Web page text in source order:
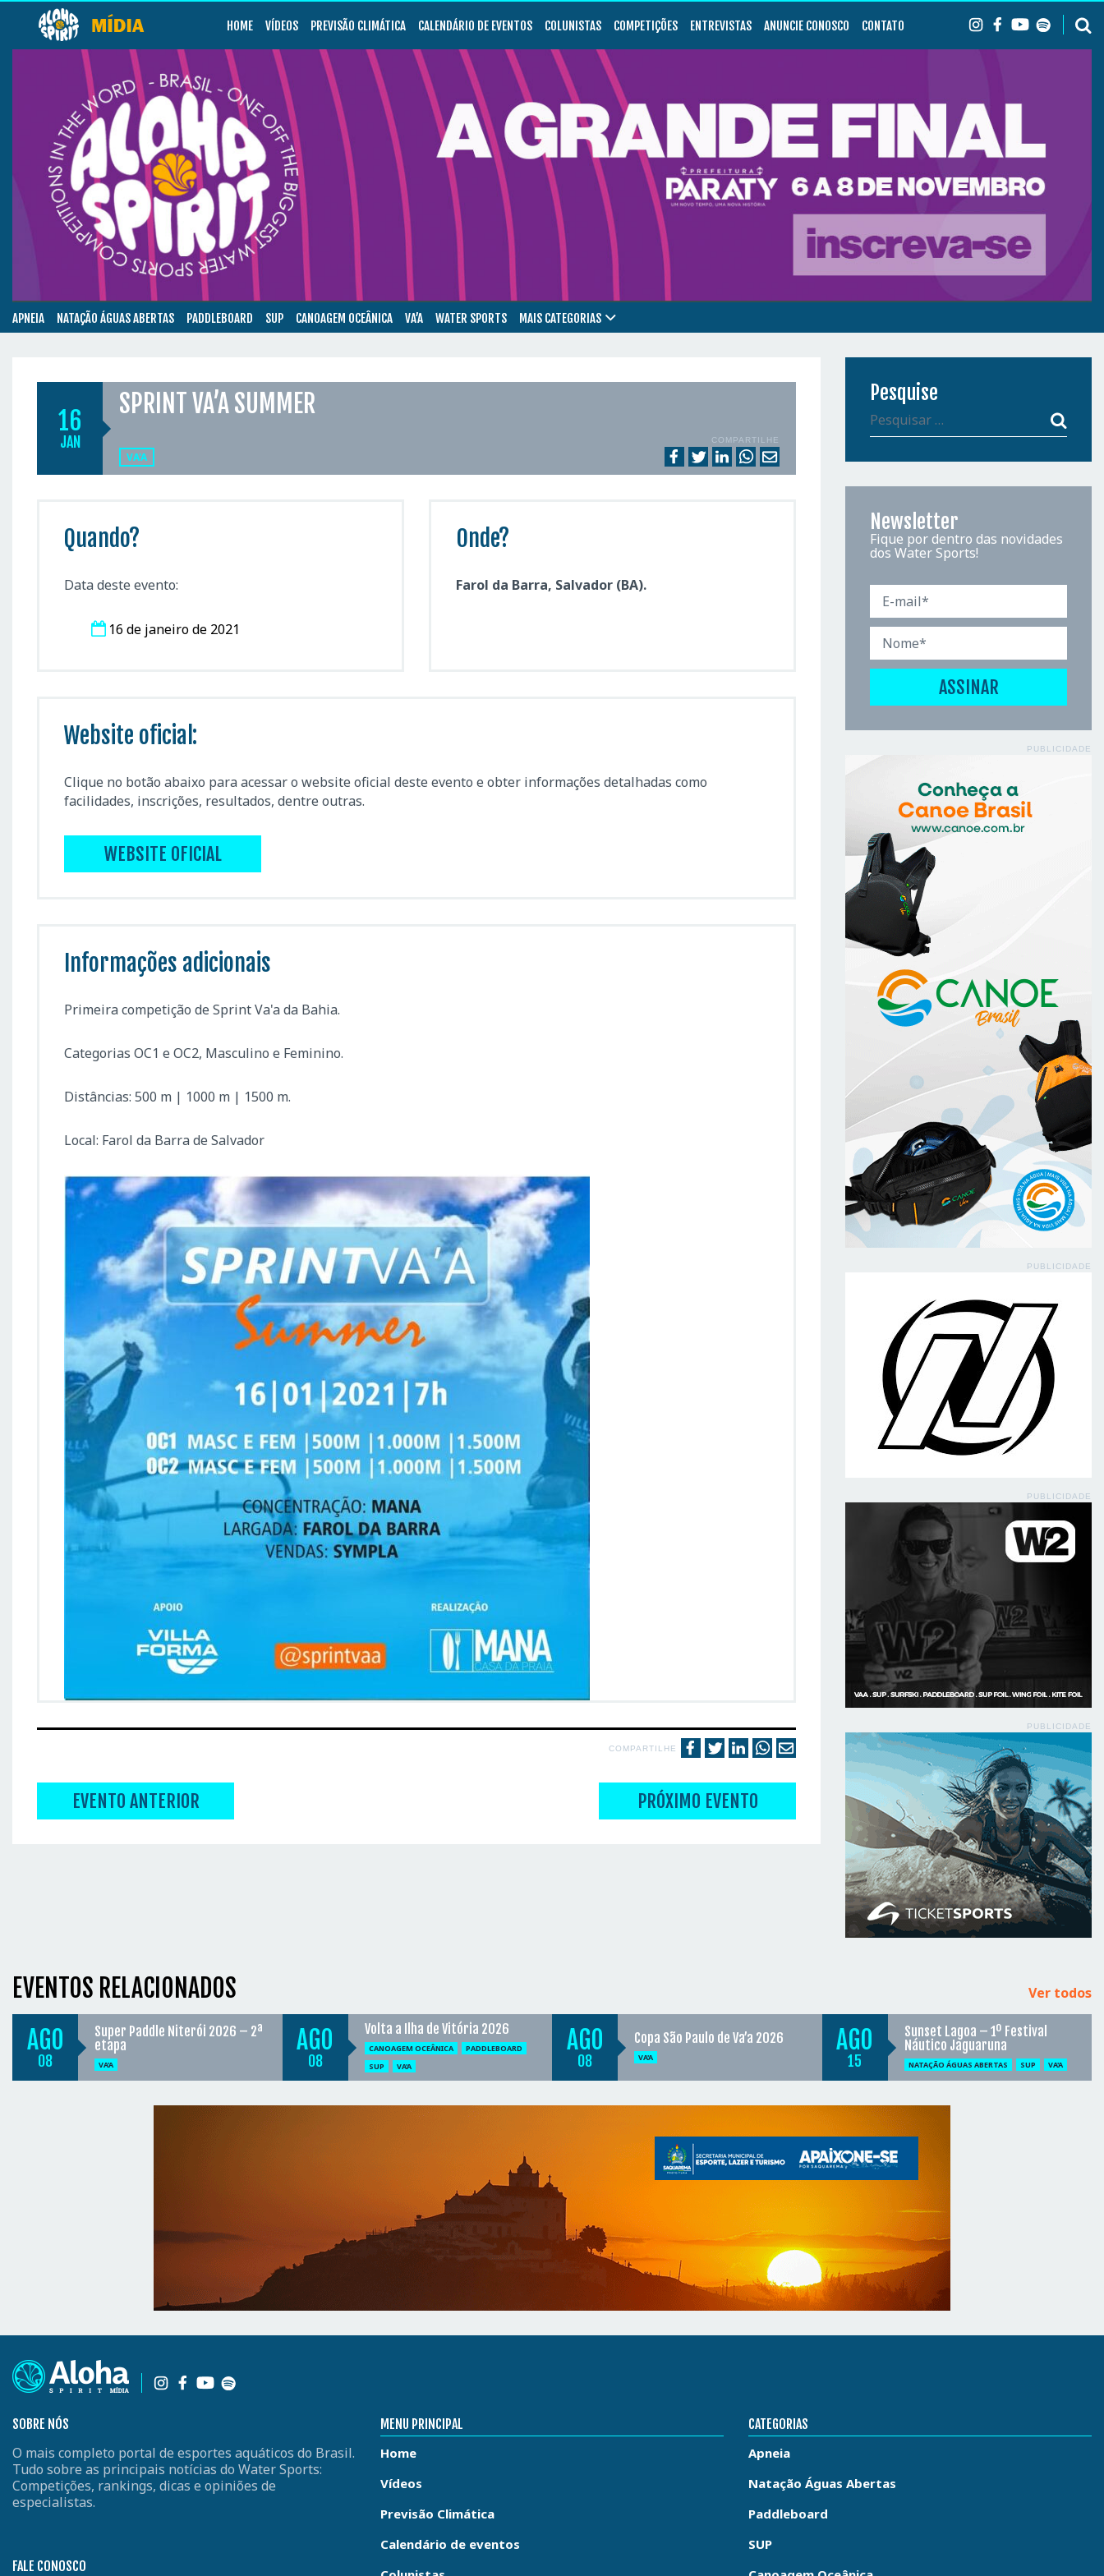
HOME VÍDEOS PREVISÃO CLIMÁTICA CALENDÁRIO DE EVENTOS COLUNISTAS COMPETIÇÕES ENTREVISTAS ANUNCIE CONOSCO CONTATO
APNEIA NATAÇÃO ÁGUAS ABERTAS PADDLEBOARD SUP CANOAGEM OCEÂNICA VA’A WATER SPORTS MAIS CATEGORIAS
16
JAN
SPRINT VA’A SUMMER
VA'A
COMPARTILHE
Quando?
Data deste evento:
16 de janeiro de 2021
Onde?
Farol da Barra, Salvador (BA).
Website oficial:
Clique no botão abaixo para acessar o website oficial deste evento e obter informações detalhadas como
facilidades, inscrições, resultados, dentre outras.
WEBSITE OFICIAL
Informações adicionais
Primeira competição de Sprint Va'a da Bahia.
Categorias OC1 e OC2, Masculino e Feminino.
Distâncias: 500 m | 1000 m | 1500 m.
Local: Farol da Barra de Salvador
COMPARTILHE
EVENTO ANTERIOR PRÓXIMO EVENTO
Pesquise
Newsletter
Fique por dentro das novidades
dos Water Sports!
PUBLICIDADE
PUBLICIDADE
PUBLICIDADE
PUBLICIDADE
EVENTOS RELACIONADOS Ver todos
AGO
08
Super Paddle Niterói 2026 – 2ª
etapa
VA'A
AGO
08
Volta a Ilha de Vitória 2026
CANOAGEM OCEÂNICA
PADDLEBOARD
SUP
VA'A
AGO
08
Copa São Paulo de Va’a 2026
VA'A
AGO
15
Sunset Lagoa – 1º Festival
Náutico Jaguaruna
NATAÇÃO ÁGUAS ABERTAS SUP VA'A
SOBRE NÓS
O mais completo portal de esportes aquáticos do Brasil.
Tudo sobre as principais notícias do Water Sports:
Competições, rankings, dicas e opiniões de
especialistas.
FALE CONOSCO
MENU PRINCIPAL
Home
Vídeos
Previsão Climática
Calendário de eventos
CATEGORIAS
Apneia
Natação Águas Abertas
Paddleboard
SUP